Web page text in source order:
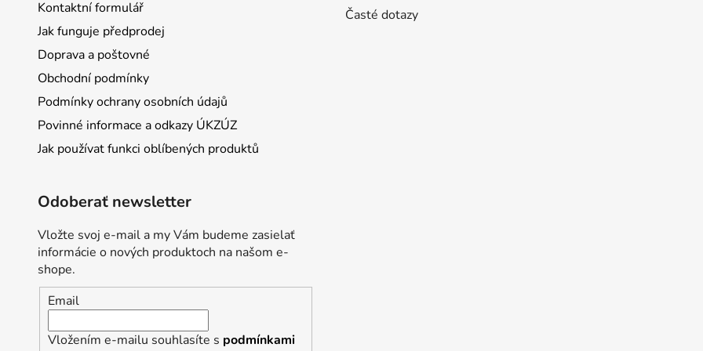
Kontaktní formulář
Jak funguje předprodej
Doprava a poštovné
Obchodní podmínky
Podmínky ochrany osobních údajů
Povinné informace a odkazy ÚKZÚZ
Jak používat funkci oblíbených produktů
Časté dotazy
Odoberať newsletter
Vložte svoj e-mail a my Vám budeme zasielať
informácie o nových produktoch na našom e-
shope.
Email
Vložením e-mailu souhlasíte s podmínkami